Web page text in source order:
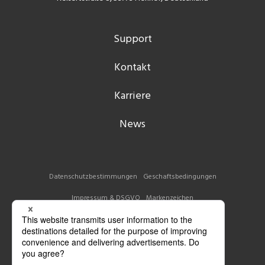
Support
Kontakt
Karriere
News
Datenschutzbestimmungen Geschaftsbedingungen
Impressum & DSGVO Markenzeichen